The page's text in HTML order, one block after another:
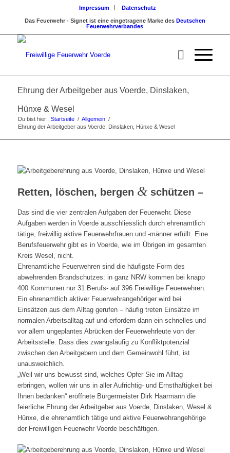
Impressum Datenschutz
Das Feuerwehr - Signet ist eine eingetragene Marke des Deutschen
Feuerwehrverbandes
Ehrung der Arbeitgeber aus Voerde, Dinslaken,
Hünxe & Wesel
Du bist hier: Startseite / Allgemein /
Ehrung der Arbeitgeber aus Voerde, Dinslaken, Hünxe & Wesel
Retten, löschen, bergen &schützen –
Das sind die vier zentralen Aufgaben der Feuerwehr. Diese
Aufgaben werden in Voerde ausschliesslich durch ehrenamtlich
tätige, freiwillig aktive Feuerwehrfrauen und -männer erfüllt. Eine
Berufsfeuerwehr gibt es in Voerde, wie im Übrigen im gesamten
Kreis Wesel, nicht.
Ehrenamtliche Feuerwehren sind die häufigste Form des
abwehrenden Brandschutzes: in ganz NRW kommen bei knapp
400 Kommunen nur 31 Berufs- auf 396 Freiwillige Feuerwehren.
Ein ehrenamtlich aktiver Feuerwehrangehöriger wird bei
Einsätzen aus dem Alltag gerufen – häufig treten Einsätze im
normalen Arbeitsalltag auf und erfordern dann ein schnelles und
vor allem ungeplantes Abrücken der Feuerwehrleute von der
Arbeitsstelle. Dass dies zwangsläufig zu Konfliktpotenzial
zwischen den Arbeitgebern und dem Gemeinwohl führt, ist
unausweichlich.
„Weil wir uns bewusst sind, welches Opfer Sie im Alltag
erbringen, wollen wir uns in aller Aufrichtig- und Ernsthaftigkeit bei
Ihnen bedanken“ eröffnete Bürgermeister Dirk Haarmann die
feierliche Ehrung der Arbeitgeber aus Voerde, Dinslaken, Wesel &
Hünxe, die ehrenamtlich tätige und aktive Feuerwehrangehörige
der Freiwilligen Feuerwehr Voerde beschäftigen.